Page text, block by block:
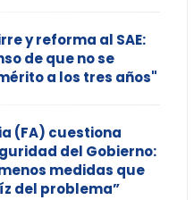
y reforma al SAE:
de que no se
a los tres años"
(FA) cuestiona
del Gobierno:
medidas que
del problema”